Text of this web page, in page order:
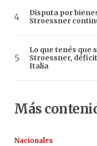
Disputa por
Stroessner
Lo que tenés que
Stroessner,
Italia
Más
Nacionales